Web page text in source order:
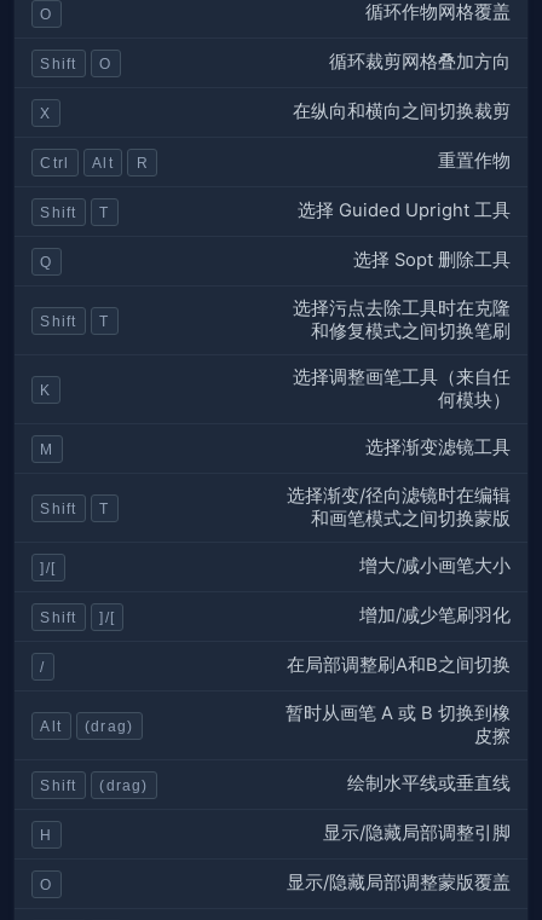
O 循环作物网格覆盖
Shift O 循环裁剪网格叠加方向
X 在纵向和横向之间切换裁剪
Ctrl Alt R 重置作物
Shift T 选择 Guided Upright 工具
Q 选择 Sopt 删除工具
Shift T
选择污点去除工具时在克隆
和修复模式之间切换笔刷
K
选择调整画笔工具（来自任
何模块）
M 选择渐变滤镜工具
Shift T
选择渐变/径向滤镜时在编辑
和画笔模式之间切换蒙版
]/[ 增大/减小画笔大小
Shift ]/[ 增加/减少笔刷羽化
/ 在局部调整刷A和B之间切换
Alt (drag)
暂时从画笔 A 或 B 切换到橡
皮擦
Shift (drag) 绘制水平线或垂直线
H 显示/隐藏局部调整引脚
O 显示/隐藏局部调整蒙版覆盖